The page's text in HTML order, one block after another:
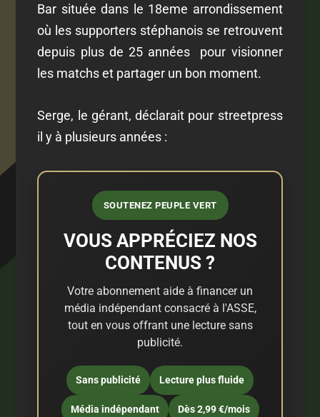
Bar située dans le 18eme arrondissement
où les supporters stéphanois se retrouvent
depuis plus de 25 années pour visionner
les matchs et partager un bon moment.
Serge, le gérant, déclarait pour streetpress
il y à plusieurs années :
SOUTENEZ PEUPLE VERT
VOUS APPRÉCIEZ NOS
CONTENUS ?
Votre abonnement aide à financer un
média indépendant consacré à l'ASSE,
tout en vous offrant une lecture sans
publicité.
Sans publicité Lecture plus fluide
Média indépendant Dès 2,99 €/mois